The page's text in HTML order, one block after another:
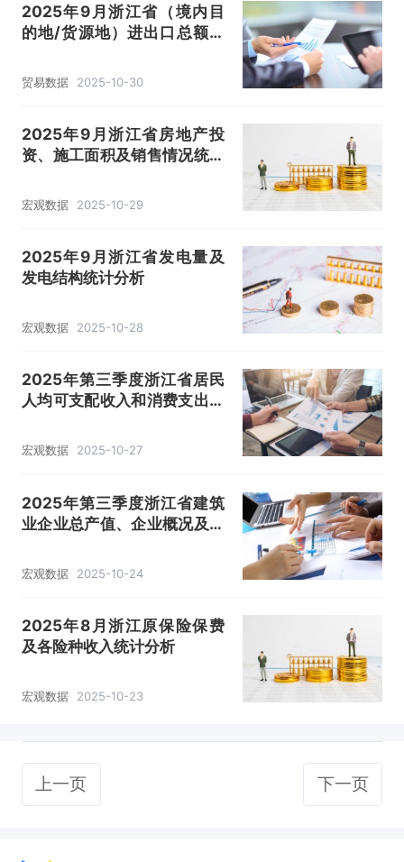
2025年9月浙江省（境内目
的地/货源地）进出口总额及
贸易数据 2025-10-30
2025年9月浙江省房地产投
资、施工面积及销售情况统计
宏观数据 2025-10-29
2025年9月浙江省发电量及
发电结构统计分析
宏观数据 2025-10-28
2025年第三季度浙江省居民
人均可支配收入和消费支出情
宏观数据 2025-10-27
2025年第三季度浙江省建筑
业企业总产值、企业概况及各
宏观数据 2025-10-24
2025年8月浙江原保险保费
及各险种收入统计分析
宏观数据 2025-10-23
上一页 下一页